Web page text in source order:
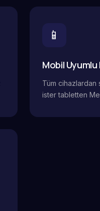
📱
Mobil
Tüm cihazlardan
ister tabletten